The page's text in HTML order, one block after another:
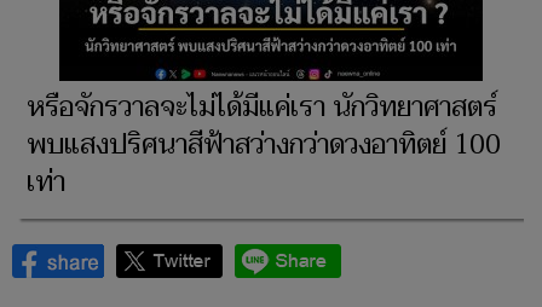
หรือจักรวาลจะไม่ได้มีแค่เรา นักวิทยาศาสตร์
พบแสงปริศนาสีฟ้าสว่างกว่าดวงอาทิตย์ 100
เท่า